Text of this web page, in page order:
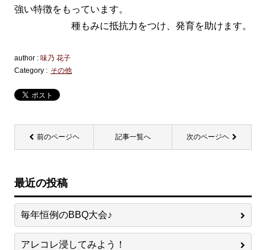
強い特徴をもっています。
種もみに抵抗力をつけ、発育を助けます。
author : 味乃 花子
Category : その他
前のページヘ 記事一覧へ 次のページヘ
最近の投稿
毎年恒例のBBQ大会♪
アレコレ浸してみよう！